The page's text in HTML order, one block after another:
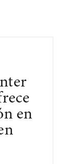
en